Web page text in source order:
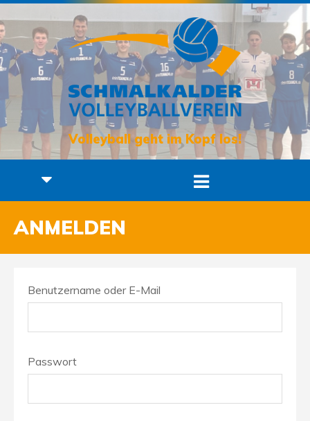
Volleyball geht im Kopf los!
ANMELDEN
Benutzername oder E-Mail
Passwort